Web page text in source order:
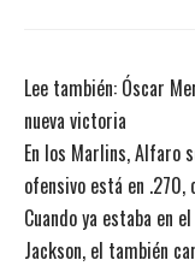
Lee también: Óscar
nueva victoria
En los Marlins, Alfaro
ofensivo está en .270,
Cuando ya estaba en
Jackson, el también